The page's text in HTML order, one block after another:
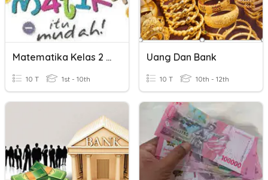
Matematika Kelas 2 SD "Mengenal Uang"
10 T 1st - 10th
Uang Dan Bank
10 T 10th - 12th